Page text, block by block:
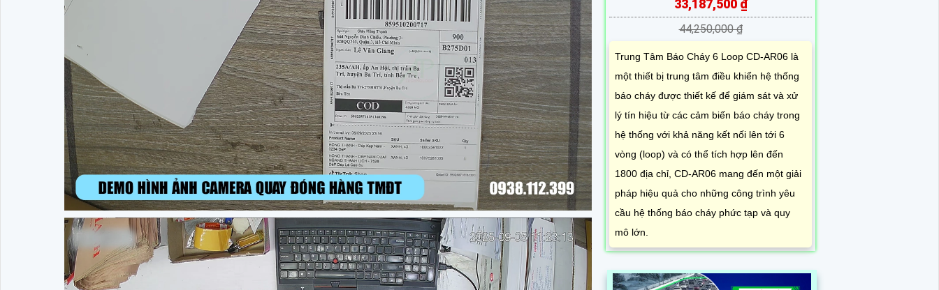
33,187,500 ₫
44,250,000 ₫
Trung Tâm Báo Cháy 6 Loop CD-AR06 là
một thiết bị trung tâm điều khiển hệ thống
báo cháy được thiết kế để giám sát và xử
lý tín hiệu từ các cảm biến báo cháy trong
hệ thống với khả năng kết nối lên tới 6
vòng (loop) và có thể tích hợp lên đến
1800 địa chỉ, CD-AR06 mang đến một giải
pháp hiệu quả cho những công trình yêu
cầu hệ thống báo cháy phức tạp và quy
mô lớn.